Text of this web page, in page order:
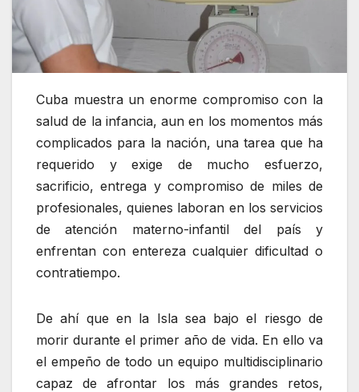
Cuba muestra un enorme compromiso con la
salud de la infancia, aun en los momentos más
complicados para la nación, una tarea que ha
requerido y exige de mucho esfuerzo,
sacrificio, entrega y compromiso de miles de
profesionales, quienes laboran en los servicios
de atención materno-infantil del país y
enfrentan con entereza cualquier dificultad o
contratiempo.
De ahí que en la Isla sea bajo el riesgo de
morir durante el primer año de vida. En ello va
el empeño de todo un equipo multidisciplinario
capaz de afrontar los más grandes retos,